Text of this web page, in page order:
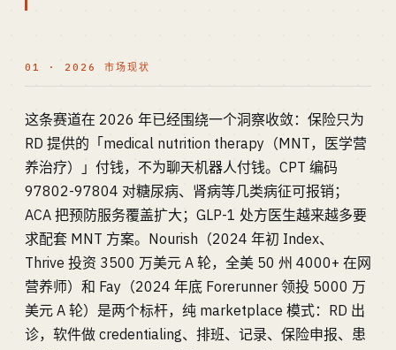
01 · 2026 市场现状
这条赛道在 2026 年已经围绕一个洞察收敛：保险只为
RD 提供的「medical nutrition therapy（MNT，医学营
养治疗）」付钱，不为聊天机器人付钱。CPT 编码
97802-97804 对糖尿病、肾病等几类病征可报销；
ACA 把预防服务覆盖扩大；GLP-1 处方医生越来越多要
求配套 MNT 方案。Nourish（2024 年初 Index、
Thrive 投资 3500 万美元 A 轮，全美 50 州 4000+ 在网
营养师）和 Fay（2024 年底 Forerunner 领投 5000 万
美元 A 轮）是两个标杆，纯 marketplace 模式：RD 出
诊，软件做 credentialing、排班、记录、保险申报、患